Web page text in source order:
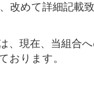
改めて詳細記載
、現在、当組合
おります。